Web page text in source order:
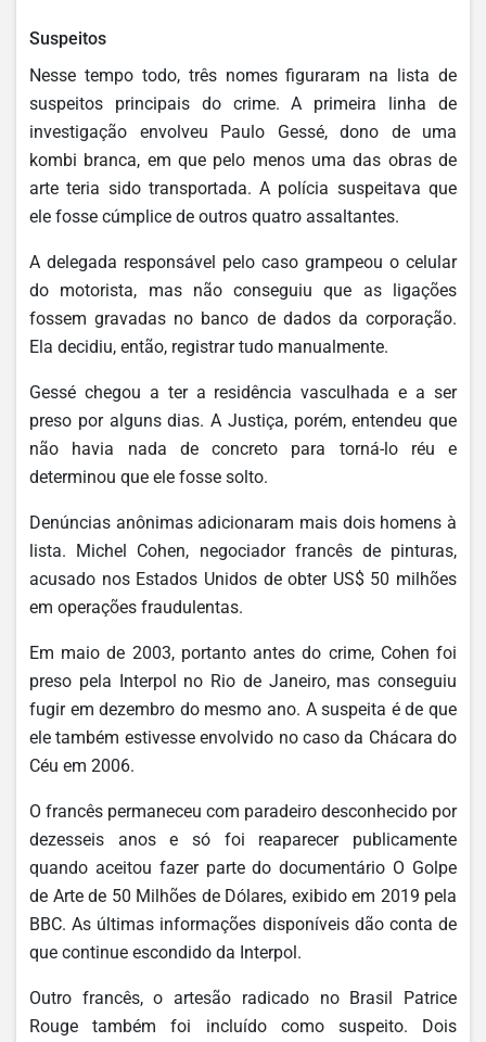
Suspeitos
Nesse tempo todo, três nomes figuraram na lista de
suspeitos principais do crime. A primeira linha de
investigação envolveu Paulo Gessé, dono de uma
kombi branca, em que pelo menos uma das obras de
arte teria sido transportada. A polícia suspeitava que
ele fosse cúmplice de outros quatro assaltantes.
A delegada responsável pelo caso grampeou o celular
do motorista, mas não conseguiu que as ligações
fossem gravadas no banco de dados da corporação.
Ela decidiu, então, registrar tudo manualmente.
Gessé chegou a ter a residência vasculhada e a ser
preso por alguns dias. A Justiça, porém, entendeu que
não havia nada de concreto para torná-lo réu e
determinou que ele fosse solto.
Denúncias anônimas adicionaram mais dois homens à
lista. Michel Cohen, negociador francês de pinturas,
acusado nos Estados Unidos de obter US$ 50 milhões
em operações fraudulentas.
Em maio de 2003, portanto antes do crime, Cohen foi
preso pela Interpol no Rio de Janeiro, mas conseguiu
fugir em dezembro do mesmo ano. A suspeita é de que
ele também estivesse envolvido no caso da Chácara do
Céu em 2006.
O francês permaneceu com paradeiro desconhecido por
dezesseis anos e só foi reaparecer publicamente
quando aceitou fazer parte do documentário O Golpe
de Arte de 50 Milhões de Dólares, exibido em 2019 pela
BBC. As últimas informações disponíveis dão conta de
que continue escondido da Interpol.
Outro francês, o artesão radicado no Brasil Patrice
Rouge também foi incluído como suspeito. Dois